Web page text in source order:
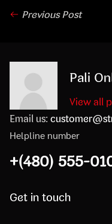
Previous Post
Pali
View all
Email us:
Helpline number
+(480) 555-
Get in touch